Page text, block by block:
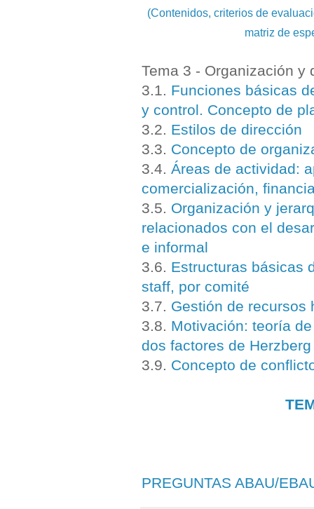
(Contenidos, criterios de
matriz de
Tema 3 - Organización y
3.1. Funciones básicas
y control. Concepto de
3.2. Estilos de dirección
3.3. Concepto de
3.4. Áreas de actividad:
comercialización,
3.5. Organización y
relacionados con el
e informal
3.6. Estructuras básicas
staff, por comité
3.7. Gestión de recursos
3.8. Motivación: teoría
dos factores de Herzberg
3.9. Concepto de
PREGUNTAS ABAU/